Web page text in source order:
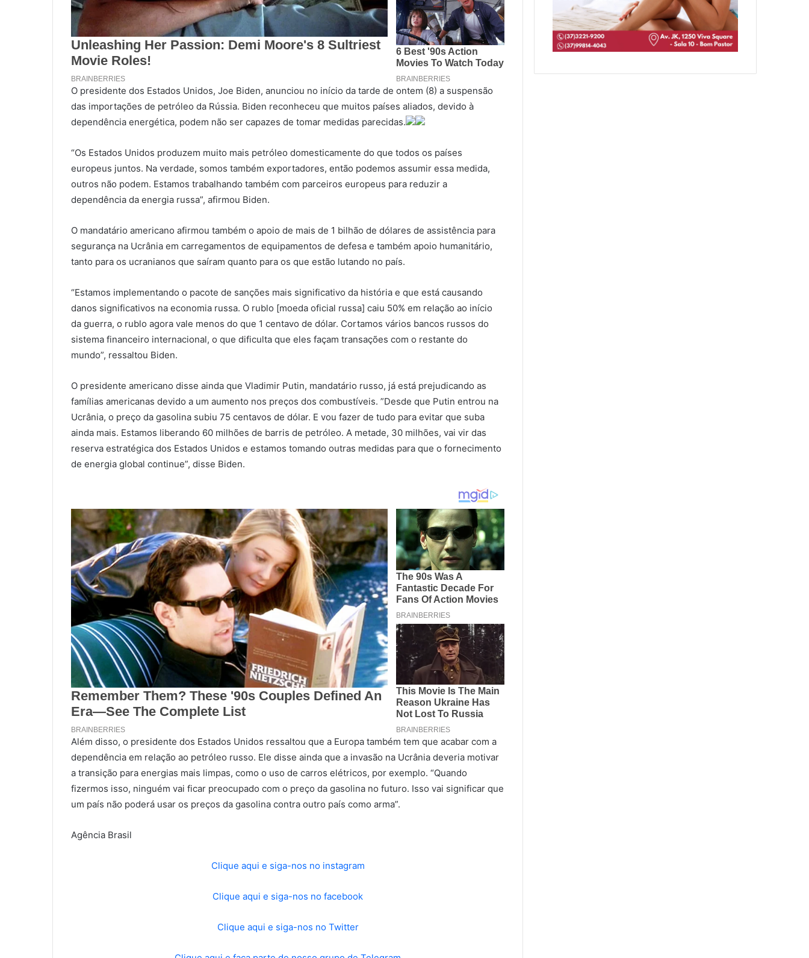
O presidente dos Estados Unidos, Joe Biden, anunciou no início da tarde de ontem (8) a suspensão
das importações de petróleo da Rússia. Biden reconheceu que muitos países aliados, devido à
dependência energética, podem não ser capazes de tomar medidas parecidas.
“Os Estados Unidos produzem muito mais petróleo domesticamente do que todos os países
europeus juntos. Na verdade, somos também exportadores, então podemos assumir essa medida,
outros não podem. Estamos trabalhando também com parceiros europeus para reduzir a
dependência da energia russa”, afirmou Biden.
O mandatário americano afirmou também o apoio de mais de 1 bilhão de dólares de assistência para
segurança na Ucrânia em carregamentos de equipamentos de defesa e também apoio humanitário,
tanto para os ucranianos que saíram quanto para os que estão lutando no país.
“Estamos implementando o pacote de sanções mais significativo da história e que está causando
danos significativos na economia russa. O rublo [moeda oficial russa] caiu 50% em relação ao início
da guerra, o rublo agora vale menos do que 1 centavo de dólar. Cortamos vários bancos russos do
sistema financeiro internacional, o que dificulta que eles façam transações com o restante do
mundo”, ressaltou Biden.
O presidente americano disse ainda que Vladimir Putin, mandatário russo, já está prejudicando as
famílias americanas devido a um aumento nos preços dos combustíveis. ”Desde que Putin entrou na
Ucrânia, o preço da gasolina subiu 75 centavos de dólar. E vou fazer de tudo para evitar que suba
ainda mais. Estamos liberando 60 milhões de barris de petróleo. A metade, 30 milhões, vai vir das
reserva estratégica dos Estados Unidos e estamos tomando outras medidas para que o fornecimento
de energia global continue”, disse Biden.
Além disso, o presidente dos Estados Unidos ressaltou que a Europa também tem que acabar com a
dependência em relação ao petróleo russo. Ele disse ainda que a invasão na Ucrânia deveria motivar
a transição para energias mais limpas, como o uso de carros elétricos, por exemplo. “Quando
fizermos isso, ninguém vai ficar preocupado com o preço da gasolina no futuro. Isso vai significar que
um país não poderá usar os preços da gasolina contra outro país como arma”.
Agência Brasil
Clique aqui e siga-nos no instagram
Clique aqui e siga-nos no facebook
Clique aqui e siga-nos no Twitter